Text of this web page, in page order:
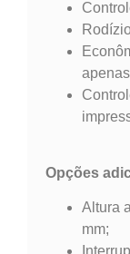
Opções
Altura
mm;